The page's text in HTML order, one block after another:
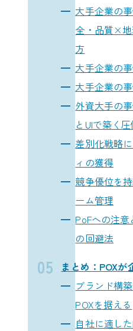
大手企業の
全・品質×地
方
大手企業の
大手企業の
外資大手の
とUIで築く
差別化戦略
ィの獲得
競争優位を
ーム管理
PoFへの注
の回避法
まとめ：POXが
ブランド構
POXを据える
自社に適し